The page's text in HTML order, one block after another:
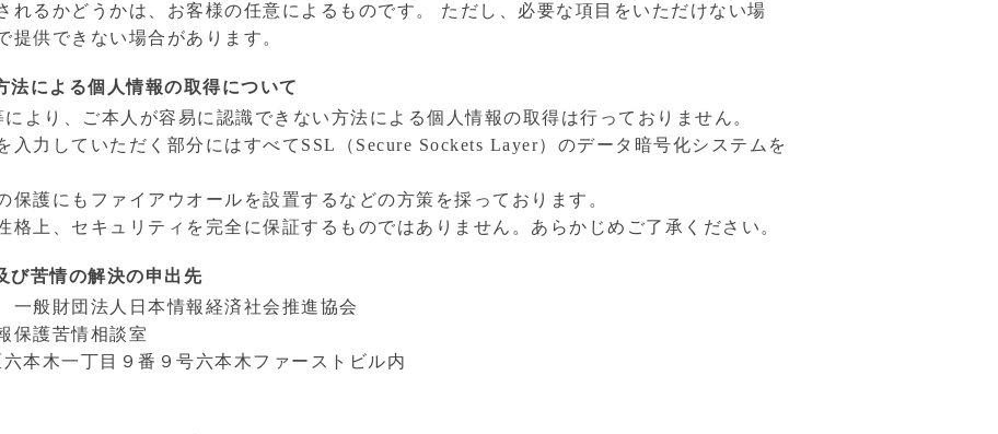
れるかどうかは、お客様の任意によるものです。 ただし、必要な項目をいただけない場
供できない場合があります。
による個人情報の取得について
より、ご本人が容易に認識できない方法による個人情報の取得は行っておりません。
入力していただく部分にはすべてSSL（Secure Sockets Layer）のデータ暗号化システムを
保護にもファイアウオールを設置するなどの方策を採っております。
格上、セキュリティを完全に保証するものではありません。あらかじめご了承ください。
び苦情の解決の申出先
般財団法人日本情報経済社会推進協会
保護苦情相談室
本木一丁目９番９号六本木ファーストビル内